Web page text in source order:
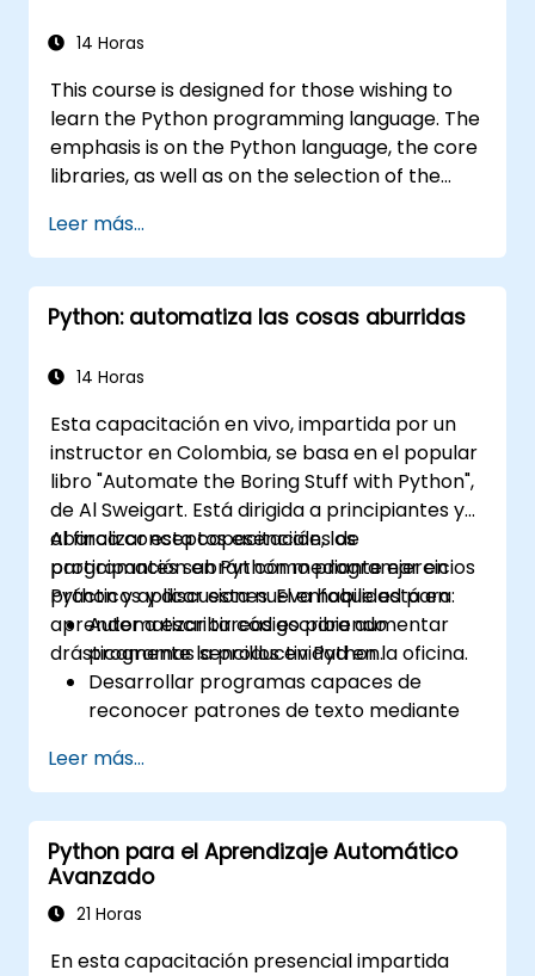
14 Horas
This course is designed for those wishing to
learn the Python programming language. The
emphasis is on the Python language, the core
libraries, as well as on the selection of the
the Python community. Python drives
businesses and is used by scientists all over
the world – it is one of the most popular
programming languages.
Leer más...
Python: automatiza las cosas aburridas
14 Horas
Esta capacitación en vivo, impartida por un
instructor en Colombia, se basa en el popular
libro "Automate the Boring Stuff with Python",
de Al Sweigart. Está dirigida a principiantes y
abarca conceptos esenciales de
programación en Python mediante ejercicios
prácticos y discusiones. El enfoque está en
aprender a escribir código para aumentar
drásticamente la productividad en la oficina.
Al finalizar esta capacitación, los
participantes sabrán cómo programar en
Python y aplicar esta nueva habilidad para:
Automatizar tareas escribiendo
programas sencillos en Python.
Desarrollar programas capaces de
reconocer patrones de texto mediante
Generar y actualizar hojas de cálculo de
Excel de forma programática.
Analizar documentos PDF y de Word.
Explorar sitios web y extraer información
de fuentes en línea.
Crear programas que envíen
Utilizar las herramientas de depuración
Leer más...
Python para el Aprendizaje Automático
Avanzado
21 Horas
En esta capacitación presencial impartida